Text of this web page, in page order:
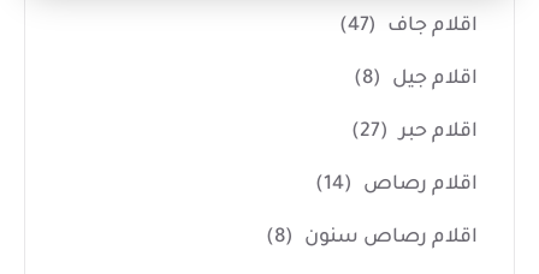
اقلام جاف (47)
اقلام جيل (8)
اقلام حبر (27)
اقلام رصاص (14)
اقلام رصاص سنون (8)